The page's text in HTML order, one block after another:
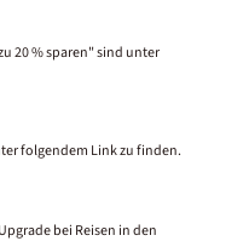
20 % sparen" sind unter
folgendem Link zu finden.
bei Reisen in den